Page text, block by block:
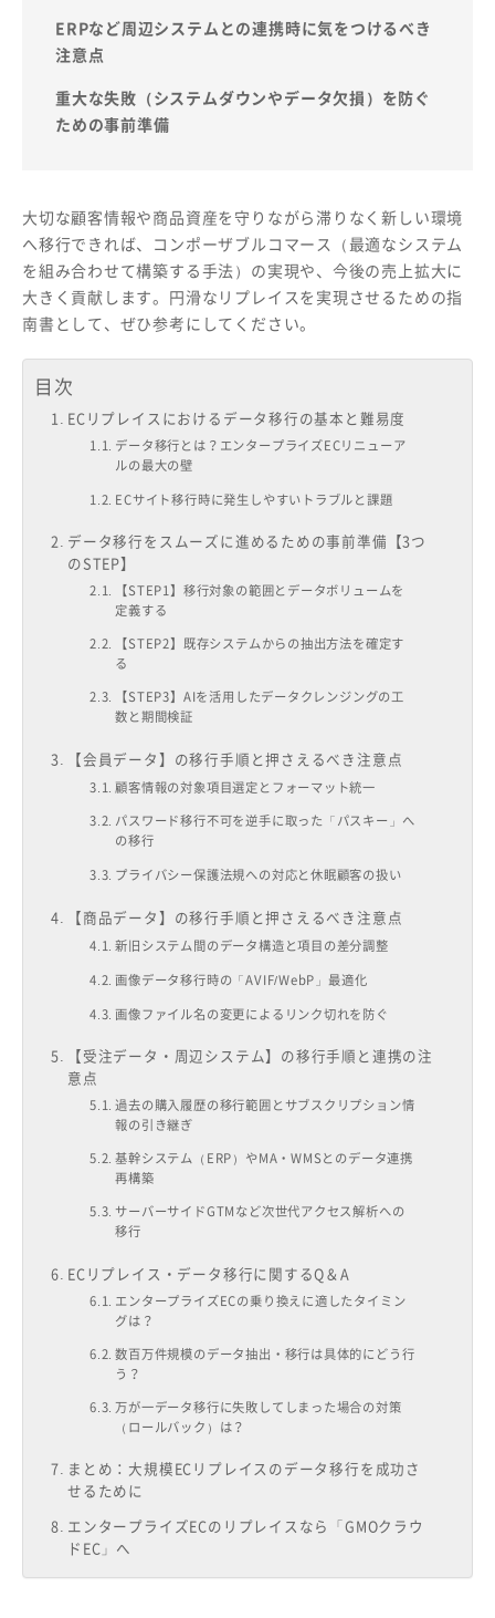
ERPなど周辺システムとの連携時に気をつけるべき
注意点
重大な失敗（システムダウンやデータ欠損）を防ぐ
ための事前準備
大切な顧客情報や商品資産を守りながら滞りなく新しい環境
へ移行できれば、コンポーザブルコマース（最適なシステム
を組み合わせて構築する手法）の実現や、今後の売上拡大に
大きく貢献します。円滑なリプレイスを実現させるための指
南書として、ぜひ参考にしてください。
目次
ECリプレイスにおけるデータ移行の基本と難易度
データ移行とは？エンタープライズECリニューア
ルの最大の壁
ECサイト移行時に発生しやすいトラブルと課題
データ移行をスムーズに進めるための事前準備【3つ
のSTEP】
【STEP1】移行対象の範囲とデータボリュームを
定義する
【STEP2】既存システムからの抽出方法を確定す
る
【STEP3】AIを活用したデータクレンジングの工
数と期間検証
【会員データ】の移行手順と押さえるべき注意点
顧客情報の対象項目選定とフォーマット統一
パスワード移行不可を逆手に取った「パスキー」へ
の移行
プライバシー保護法規への対応と休眠顧客の扱い
【商品データ】の移行手順と押さえるべき注意点
新旧システム間のデータ構造と項目の差分調整
画像データ移行時の「AVIF/WebP」最適化
画像ファイル名の変更によるリンク切れを防ぐ
【受注データ・周辺システム】の移行手順と連携の注
意点
過去の購入履歴の移行範囲とサブスクリプション情
報の引き継ぎ
基幹システム（ERP）やMA・WMSとのデータ連携
再構築
サーバーサイドGTMなど次世代アクセス解析への
移行
ECリプレイス・データ移行に関するQ＆A
エンタープライズECの乗り換えに適したタイミン
グは？
数百万件規模のデータ抽出・移行は具体的にどう行
う？
万が一データ移行に失敗してしまった場合の対策
（ロールバック）は？
まとめ：大規模ECリプレイスのデータ移行を成功さ
せるために
エンタープライズECのリプレイスなら「GMOクラウ
ドEC」へ